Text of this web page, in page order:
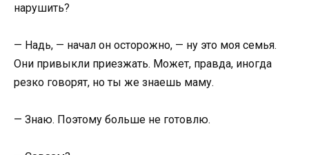
нарушить?
— Надь, — начал он осторожно, — ну это моя семья.
Они привыкли приезжать. Может, правда, иногда
резко говорят, но ты же знаешь маму.
— Знаю. Поэтому больше не готовлю.